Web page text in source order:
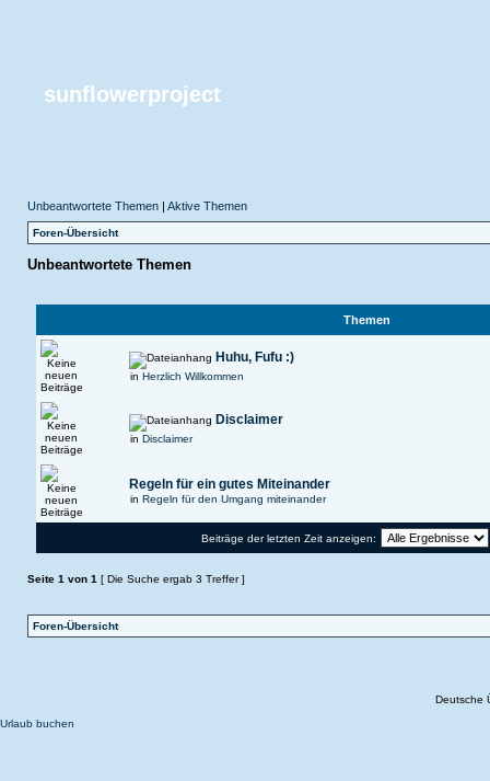
sunflowerproject
Unbeantwortete Themen| Aktive Themen
Foren-Übersicht
Unbeantwortete Themen
Themen
Huhu, Fufu :)
in Herzlich Willkommen
Disclaimer
in Disclaimer
Regeln für ein gutes Miteinander
in Regeln für den Umgang miteinander
Beiträge der letzten Zeit anzeigen:
Seite 1 von 1 [ Die Suche ergab 3 Treffer ]
Foren-Übersicht
Deutsche
Urlaub buchen